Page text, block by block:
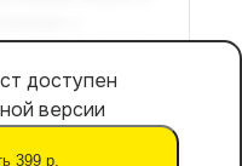
доступен
версии
399 р.